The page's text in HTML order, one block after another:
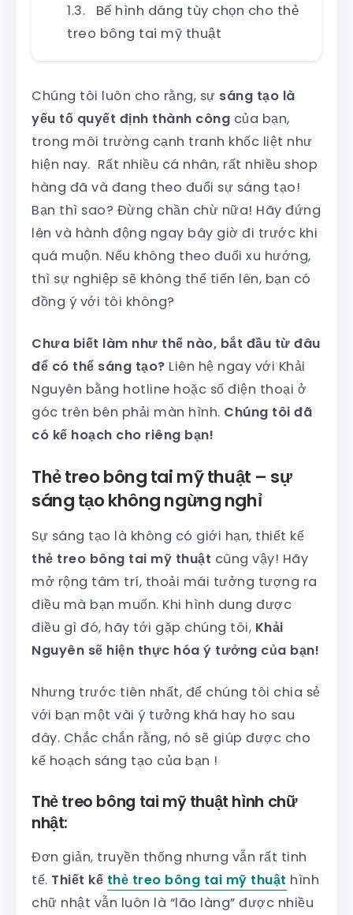
Bế hình dáng tùy chọn cho thẻ
treo bông tai mỹ thuật
Chúng tôi luôn cho rằng, sự sáng tạo là
yếu tố quyết định thành công của bạn,
trong môi trường cạnh tranh khốc liệt như
hiện nay. Rất nhiều cá nhân, rất nhiều shop
hàng đã và đang theo đuổi sự sáng tạo!
Bạn thì sao? Đừng chần chừ nữa! Hãy đứng
lên và hành động ngay bây giờ đi trước khi
quá muộn. Nếu không theo đuổi xu hướng,
thì sự nghiệp sẽ không thể tiến lên, bạn có
đồng ý với tôi không?
Chưa biết làm như thế nào, bắt đầu từ đâu
để có thể sáng tạo? Liên hệ ngay với Khải
Nguyên bằng hotline hoặc số điện thoại ở
góc trên bên phải màn hình. Chúng tôi đã
có kế hoạch cho riêng bạn!
Thẻ treo bông tai mỹ thuật – sự
sáng tạo không ngừng nghỉ
Sự sáng tạo là không có giới hạn, thiết kế
thẻ treo bông tai mỹ thuật cũng vậy! Hãy
mở rộng tâm trí, thoải mái tưởng tượng ra
điều mà bạn muốn. Khi hình dung được
điều gì đó, hãy tới gặp chúng tôi, Khải
Nguyên sẽ hiện thực hóa ý tưởng của bạn!
Nhưng trước tiên nhất, để chúng tôi chia sẻ
với bạn một vài ý tưởng khá hay ho sau
đây. Chắc chắn rằng, nó sẽ giúp được cho
kế hoạch sáng tạo của bạn !
Thẻ treo bông tai mỹ thuật hình chữ
nhật:
Đơn giản, truyền thống nhưng vẫn rất tinh
tế. Thiết kế thẻ treo bông tai mỹ thuật hình
chữ nhật vẫn luôn là “lão làng” được nhiều